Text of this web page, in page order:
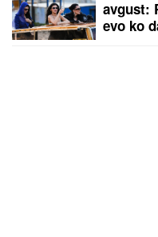
avgust:
evo ko